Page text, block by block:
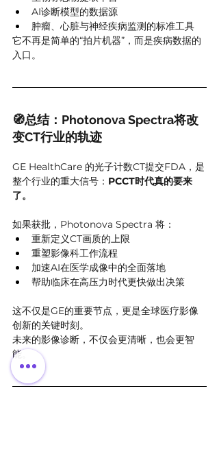
AI诊断模型的数据源
肿瘤、心脏与神经疾病监测的标准工具
它不再是简单的“拍片机器”，而是疾病数据的
入口。
🧭总结：Photonova Spectra将改
变CT行业的轨迹
GE HealthCare 的光子计数CT提交FDA，是
整个行业的重大信号： PCCT时代真的要来
了。
如果获批，Photonova Spectra 将：
重新定义CT画质的上限
重塑影像科工作流程
加速AI在医学成像中的全面落地
帮助临床在高压力时代更快做出决策
这不仅是GE的重要节点，更是全球医疗影像
创新的关键时刻。
未来的影像诊断，不仅会更清晰，也会更智
能。